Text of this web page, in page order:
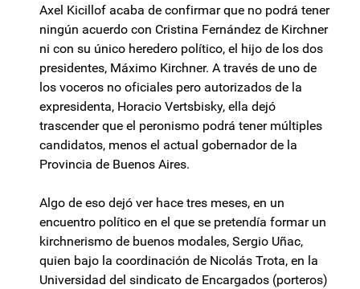
Axel Kicillof acaba de confirmar que no podrá tener
ningún acuerdo con Cristina Fernández de Kirchner
ni con su único heredero político, el hijo de los dos
presidentes, Máximo Kirchner. A través de uno de
los voceros no oficiales pero autorizados de la
expresidenta, Horacio Vertsbisky, ella dejó
trascender que el peronismo podrá tener múltiples
candidatos, menos el actual gobernador de la
Provincia de Buenos Aires.
Algo de eso dejó ver hace tres meses, en un
encuentro político en el que se pretendía formar un
kirchnerismo de buenos modales, Sergio Uñac,
quien bajo la coordinación de Nicolás Trota, en la
Universidad del sindicato de Encargados (porteros)